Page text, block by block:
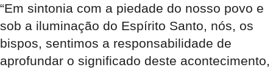
“Em sintonia com a piedade do nosso povo e
sob a iluminação do Espírito Santo, nós, os
bispos, sentimos a responsabilidade de
aprofundar o significado deste acontecimento,